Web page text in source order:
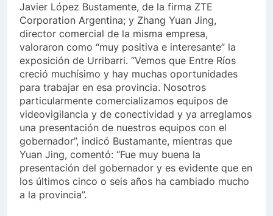
Javier López Bustamente, de la firma ZTE
Corporation Argentina; y Zhang Yuan Jing,
director comercial de la misma empresa,
valoraron como “muy positiva e interesante” la
exposición de Urribarri. “Vemos que Entre Ríos
creció muchísimo y hay muchas oportunidades
para trabajar en esa provincia. Nosotros
particularmente comercializamos equipos de
videovigilancia y de conectividad y ya arreglamos
una presentación de nuestros equipos con el
gobernador”, indicó Bustamante, mientras que
Yuan Jing, comentó: “Fue muy buena la
presentación del gobernador y es evidente que en
los últimos cinco o seis años ha cambiado mucho
a la provincia”.